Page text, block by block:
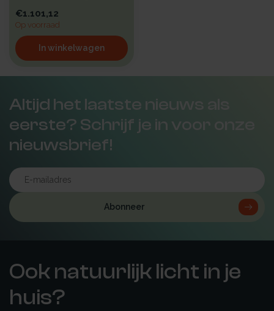
€1.101,12
Op voorraad
In winkelwagen
Altijd het laatste nieuws als
eerste? Schrijf je in voor onze
nieuwsbrief!
Abonneer
Ook natuurlijk licht in je
huis?